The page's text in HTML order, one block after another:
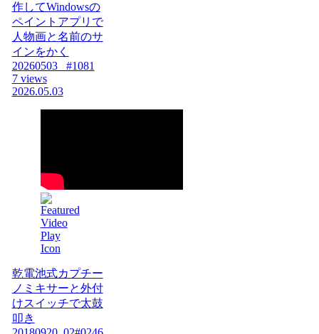
作してWindowsの
ペイントアプリで
人物画と名前のサ
インをかく
20260503_ #1081
7 views
2026.05.03
乾電池式カプチー
ノミキサーと外付
けスイッチで太鼓
叩き